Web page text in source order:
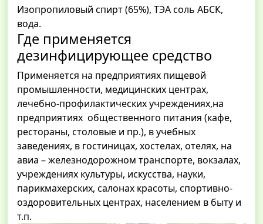
Изопропиловый спирт (65%), ТЭА соль АБСК,
вода.
Где применяется
дезинфицирующее средство
Применяется на предприятиях пищевой
промышленности, медицинских центрах,
лечебно-профилактических учреждениях,на
предприятиях общественного питания (кафе,
рестораны, столовые и пр.), в учебных
заведениях, в гостиницах, хостелах, отелях, на
авиа – железнодорожном транспорте, вокзалах,
учреждениях культуры, искусства, науки,
парикмахерских, салонах красоты, спортивно-
оздоровительных центрах, населением в быту и
т.п.